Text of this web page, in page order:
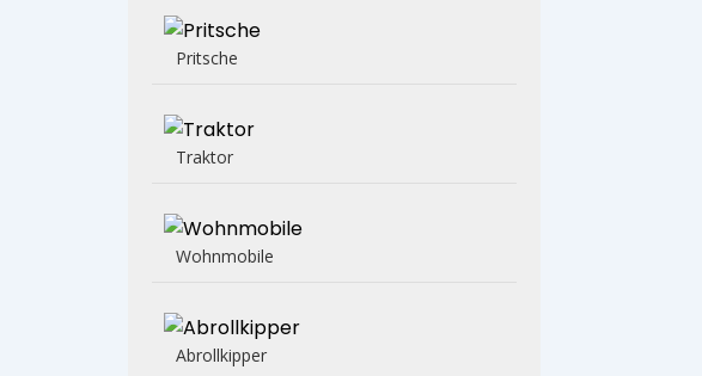
Pritsche
Traktor
Wohnmobile
Abrollkipper